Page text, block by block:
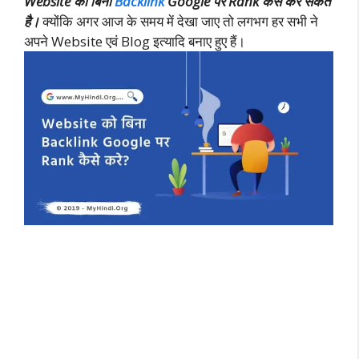
है।क्योंकि अगर आज के समय में देखा जाए तो लगभग हर सभी ने
अपने Website एवं Blog इत्यादि बनाए हुए हैं।